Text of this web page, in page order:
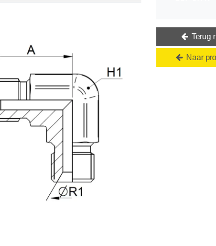
Terug
Naar